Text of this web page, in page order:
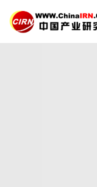
《2026-2030年保险
未来发展做出科学的